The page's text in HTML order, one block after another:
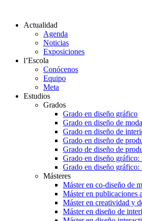
Actualidad
Agenda
Noticias
Exposiciones
l’Escola
Conócenos
Equipo
Meta
Estudios
Grados
Grado en diseño gráfico
Grado en diseño de moda
Grado en diseño de
Grado en diseño de
Grado de diseño de
Grado en diseño
Grado en diseño
Másteres
Máster en co-diseño de
Máster en publicaciones
Máster en creatividad y
Máster en diseño de